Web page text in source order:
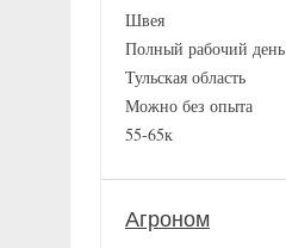
Швея
Полный рабочий день
Тульская область
Можно без опыта
55-65к
Агроном